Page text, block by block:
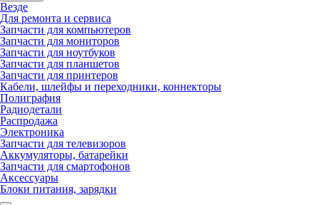
Везде
Для ремонта и сервиса
Запчасти для компьютеров
Запчасти для мониторов
Запчасти для ноутбуков
Запчасти для планшетов
Запчасти для принтеров
Кабели, шлейфы и переходники, коннекторы
Полиграфия
Радиодетали
Распродажа
Электроника
Запчасти для телевизоров
Аккумуляторы, батарейки
Запчасти для смартофонов
Аксессуары
Блоки питания, зарядки